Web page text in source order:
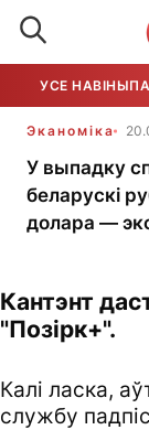
УСЕ НАВІНЫ
Эканоміка
У выпадку
беларускі
долара —
Кантэнт
"Позірк+".
Калі ласка,
службу